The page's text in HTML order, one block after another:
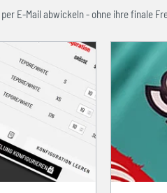
E-Mail abwickeln - ohne ihre finale